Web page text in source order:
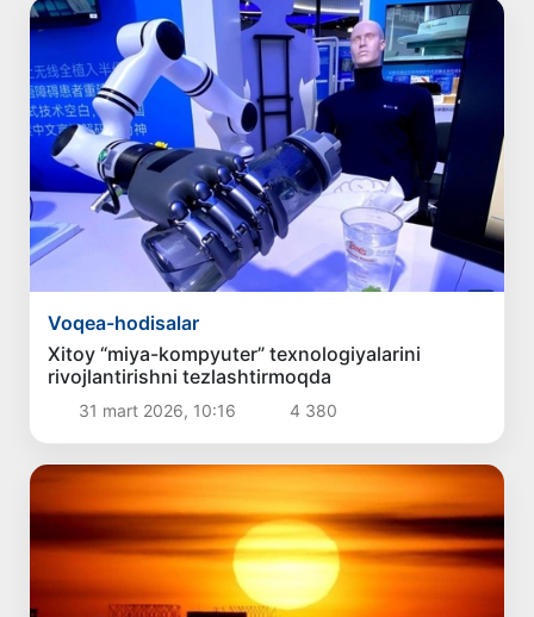
Voqea-hodisalar
Xitoy “miya-kompyuter” texnologiyalarini
rivojlantirishni tezlashtirmoqda
31 mart 2026, 10:16 4 380